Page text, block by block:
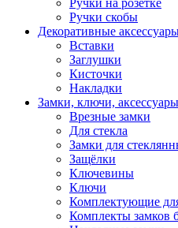
Ручки на розетке
Ручки скобы
Декоративные
Вставки
Заглушки
Кисточки
Накладки
Замки, ключи,
Врезные замки
Для стекла
Замки для
Защёлки
Ключевины
Ключи
Комплектующие
Комплекты замков